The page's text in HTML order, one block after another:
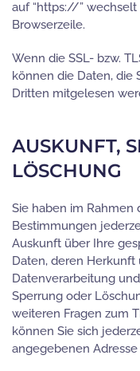
auf “https://”
Browserzeile.
Wenn die SSL- bzw.
können die Daten, die
Dritten mitgelesen
AUSKUNFT,
LÖSCHUNG
Sie haben im
Bestimmungen
Auskunft über Ihre
Daten, deren
Datenverarbeitung
Sperrung oder
weiteren Fragen zum
können Sie sich
angegebenen